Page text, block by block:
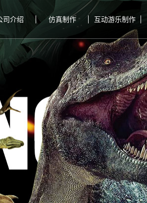
司介绍 仿真制作 互动游乐制作